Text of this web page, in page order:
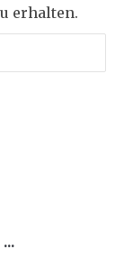
erhalten.
…